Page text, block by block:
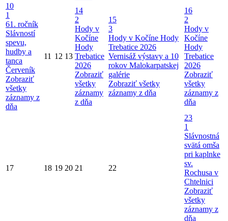
10
1
61. ročník
Slávností
spevu,
hudby a
tanca
Červeník
Zobraziť
všetky
záznamy z
dňa
11 12 13
14
2
Hody v
Kočíne
Hody
Trebatice
2026
Zobraziť
všetky
záznamy
z dňa
15
3
Hody v Kočíne Hody
Trebatice 2026
Vernisáž výstavy a 10
rokov Malokarpatskej
galérie
Zobraziť všetky
záznamy z dňa
16
2
Hody v
Kočíne
Hody
Trebatice
2026
Zobraziť
všetky
záznamy z
dňa
17 18 19 20 21 22
23
1
Slávnostná
svätá omša
pri kaplnke
sv.
Rochusa v
Chtelnici
Zobraziť
všetky
záznamy z
dňa